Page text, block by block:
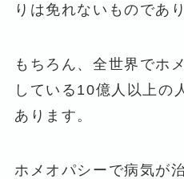
りは免れないものであ
もちろん、全世界でホ
している10億人以上の
あります。
ホメオパシーで病気が